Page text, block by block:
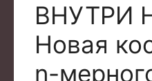
ВНУТРИ
Новая
n-